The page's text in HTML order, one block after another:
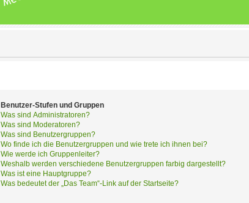
Benutzer-Stufen und Gruppen
Was sind Administratoren?
Was sind Moderatoren?
Was sind Benutzergruppen?
Wo finde ich die Benutzergruppen und wie trete ich ihnen bei?
Wie werde ich Gruppenleiter?
Weshalb werden verschiedene Benutzergruppen farbig dargestellt?
Was ist eine Hauptgruppe?
Was bedeutet der „Das Team“-Link auf der Startseite?